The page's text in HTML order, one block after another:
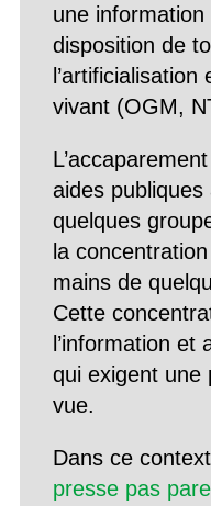
une
disposition de
l’artificialisation
vivant (OGM,
aides
quelques
la
mains de
Cette
l’information et
qui exigent une
vue.
Dans ce
presse pas